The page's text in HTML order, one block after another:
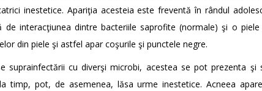
inestetice. Apariţia acesteia este freventă în rândul
de interacţiunea dintre bacteriile saprofite (normale) şi o
din piele şi astfel apar coşurile şi punctele negre.
suprainfectării cu diverşi microbi, acestea se pot prezenta
timp, pot, de asemenea, lăsa urme inestetice. Acneea